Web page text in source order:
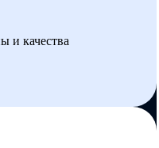
и качества